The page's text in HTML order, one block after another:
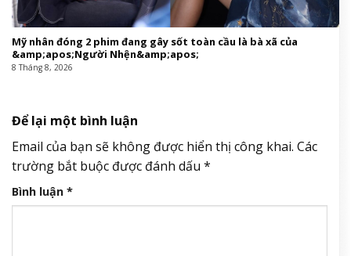
Mỹ nhân đóng 2 phim đang gây sốt toàn cầu là bà xã của
&amp;apos;Người Nhện&amp;apos;
8 Tháng 8, 2026
Để lại một bình luận
Email của bạn sẽ không được hiển thị công khai. Các
trường bắt buộc được đánh dấu *
Bình luận *